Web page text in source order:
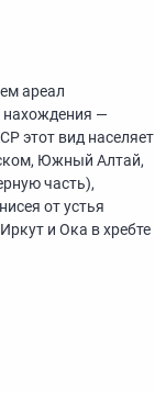
ареал
нахождения —
этот вид населяет
Южный Алтай,
часть),
от устья
и Ока в хребте